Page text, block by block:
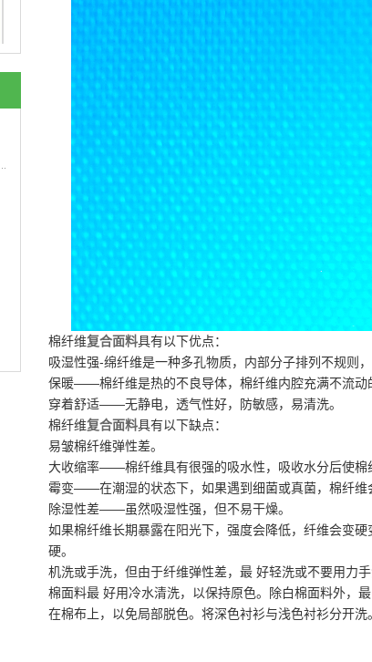
棉纤维复合面料具有以下优点：
吸湿性强-绵纤维是一种多孔物质，内部分子排列不规则
保暖——棉纤维是热的不良导体，棉纤维内腔充满不流动
穿着舒适——无静电，透气性好，防敏感，易清洗。
棉纤维复合面料具有以下缺点：
易皱棉纤维弹性差。
大收缩率——棉纤维具有很强的吸水性，吸收水分后使棉
霉变——在潮湿的状态下，如果遇到细菌或真菌，棉纤
除湿性差——虽然吸湿性强，但不易干燥。
如果棉纤维长期暴露在阳光下，强度会降低，纤维会变
硬。
机洗或手洗，但由于纤维弹性差，最 好轻洗或不要用力
棉面料最 好用冷水清洗，以保持原色。除白棉面料外，
在棉布上，以免局部脱色。将深色衬衫与浅色衬衫分开洗。